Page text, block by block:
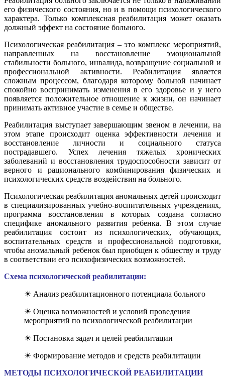
его физического состояния, но и в помощи психологического
характера. Только комплексная реабилитация может оказать
должный эффект на состояние больного.
Психологическая реабилитация – это комплекс мероприятий,
направленных на восстановление эмоциональной
стабильности больного, инвалида, возвращение социальной и
профессиональной активности. Реабилитация является
сложным процессом, благодаря которому больной начинает
спокойно воспринимать изменения в его здоровье и у него
появляется положительное отношение к жизни, он начинает
принимать активное участие в семье и обществе.
Реабилитация выступает завершающим звеном в лечении, на
этом этапе происходит оценка эффективности лечения и
восстановление личности и социального статуса
пострадавшего. Успех лечения тяжелых хронических
заболеваний и восстановления трудоспособности зависит от
верного и рационального комбинирования физических и
психологических средств воздействия на больного.
Психологическая реабилитация аномальных детей происходит
в специализированных учебно-воспитательных учреждениях,
программа восстановления в которых создана согласно
специфике аномального развития ребенка. В этом случае
реабилитация состоит из психологических, обучающих,
воспитательных средств и профессиональной подготовки,
чтобы аномальный ребенок был приобщен к обществу и труду
в соответствии его психофизических возможностей.
Схема психологической реабилитации:
☀ Анализ реабилитационного потенциала больного
☀ Оценка возможностей и условий проведения
мероприятий по психологической реабилитации
☀ Постановка задач и целей реабилитации
☀ Формирование методов и средств реабилитации
МЕТОДЫ ПСИХОЛОГИЧЕСКОЙ РЕАБИЛИТАЦИИ